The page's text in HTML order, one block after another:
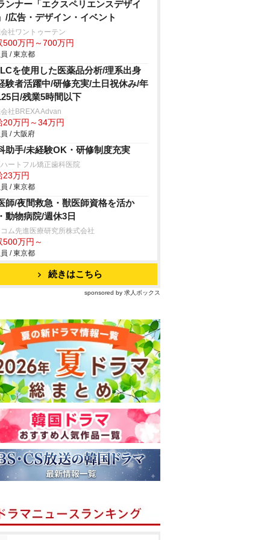
ンナー「エクスペリエンスデザイ
/広告・デザイン・イベント
社ワントゥーテン
500万円～700万円
/ 東京都
を使用した医薬品分析/理系出身
験者活躍中/研修充実/土日祝休み/年
日/残業5時間以下
社BREXA Advan
20万円～34万円
/ 大阪府
助手/未経験OK・研修制度充実
ートフル矯正歯科医院
23万円
/ 東京都
師/夜間救急・獣医師資格を活か
動物病院/週休3日
ム先進医療研究所株式会社
500万円～
/ 東京都
続きはこちら
sponsored by 求人ボックス